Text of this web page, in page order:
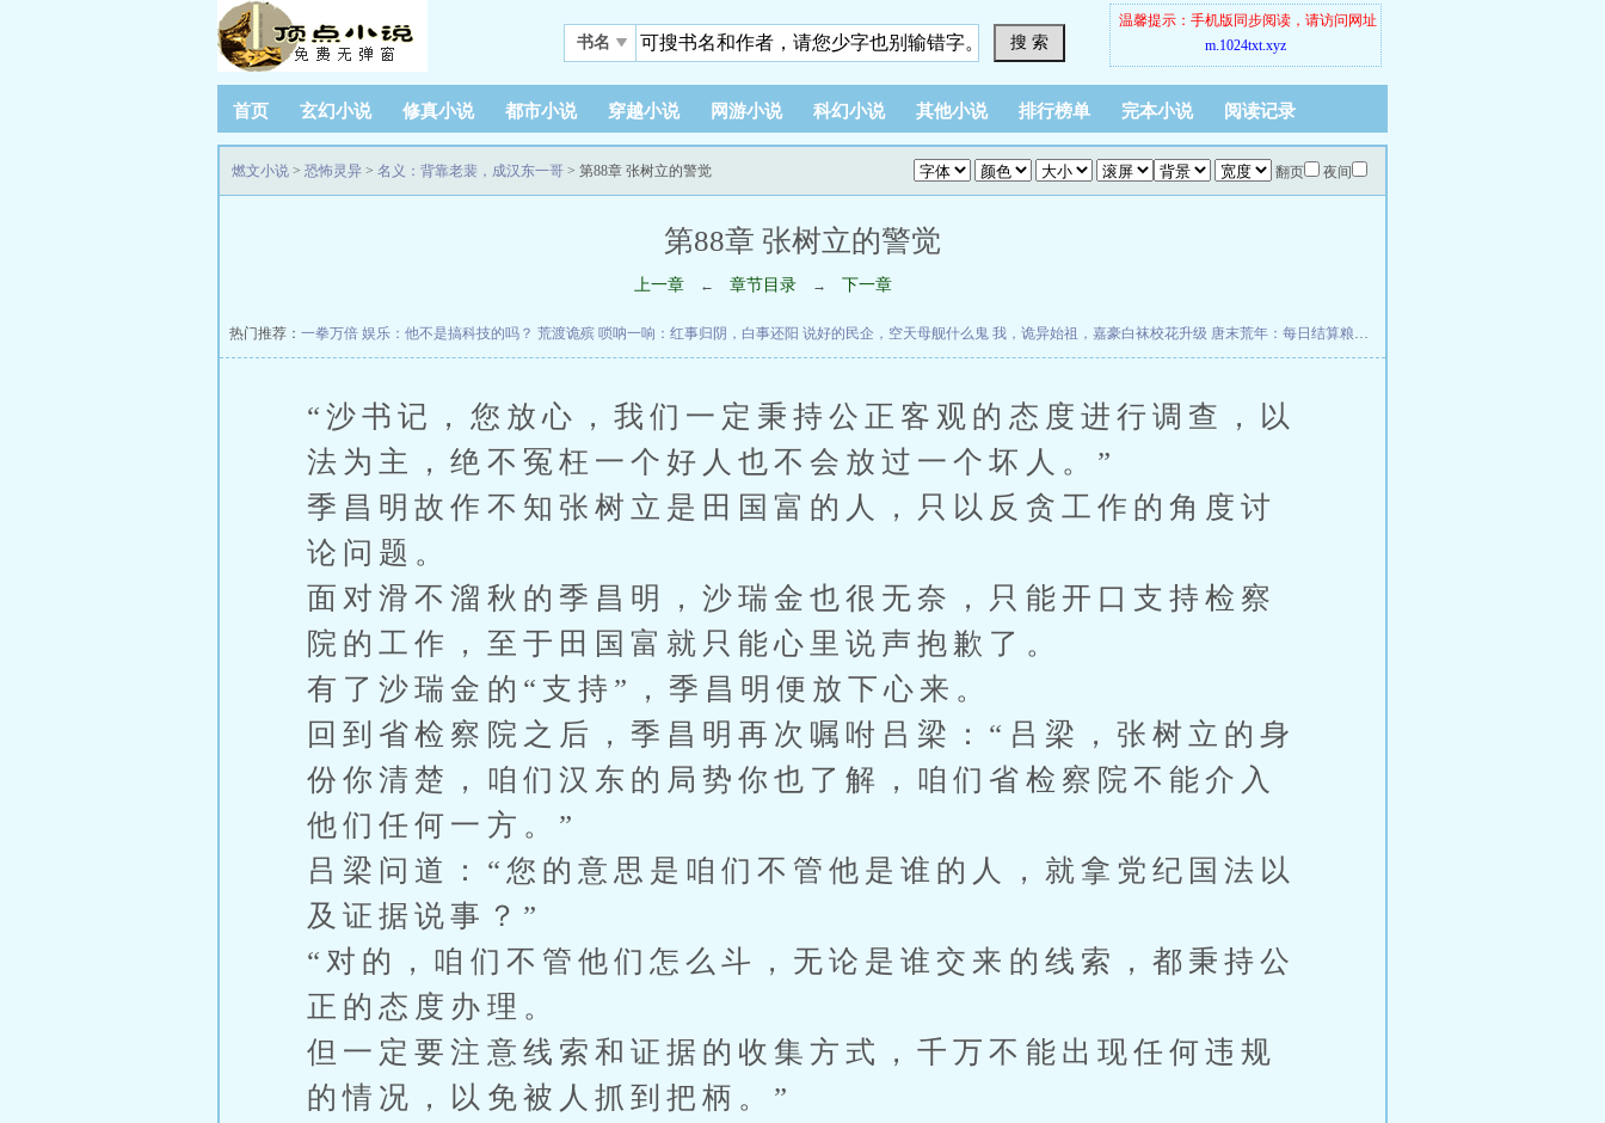
书名 搜 索
温馨提示：手机版同步阅读，请访问网址
m.1024txt.xyz
首页 玄幻小说 修真小说 都市小说 穿越小说 网游小说 科幻小说 其他小说 排行榜单 完本小说 阅读记录
翻页 夜间
燃文小说 > 恐怖灵异 > 名义：背靠老裴，成汉东一哥 > 第88章 张树立的警觉
第88章 张树立的警觉
上一章 ← 章节目录 → 下一章
热门推荐： 一拳万倍 娱乐：他不是搞科技的吗？ 荒渡诡殡 唢呐一响：红事归阴，白事还阳 说好的民企，空天母舰什么鬼 我，诡异始祖，嘉豪白袜校花升级 唐末荒年：每日结算粮肉爆满仓
“沙书记，您放心，我们一定秉持公正客观的态度进行调查，以
法为主，绝不冤枉一个好人也不会放过一个坏人。”
季昌明故作不知张树立是田国富的人，只以反贪工作的角度讨
论问题。
面对滑不溜秋的季昌明，沙瑞金也很无奈，只能开口支持检察
院的工作，至于田国富就只能心里说声抱歉了。
有了沙瑞金的“支持”，季昌明便放下心来。
回到省检察院之后，季昌明再次嘱咐吕梁：“吕梁，张树立的身
份你清楚，咱们汉东的局势你也了解，咱们省检察院不能介入
他们任何一方。”
吕梁问道：“您的意思是咱们不管他是谁的人，就拿党纪国法以
及证据说事？”
“对的，咱们不管他们怎么斗，无论是谁交来的线索，都秉持公
正的态度办理。
但一定要注意线索和证据的收集方式，千万不能出现任何违规
的情况，以免被人抓到把柄。”